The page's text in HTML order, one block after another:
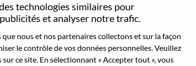
technologies similaires pour
et analyser notre trafic.
nous et nos partenaires collectons et sur la façon
le contrôle de vos données personnelles. Veuillez
ce site. En sélectionnant « Accepter tout », vous